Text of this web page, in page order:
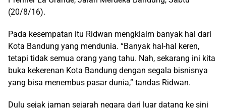
(20/8/16).
Pada kesempatan itu Ridwan mengklaim banyak hal dari
Kota Bandung yang mendunia. “Banyak hal-hal keren,
tetapi tidak semua orang yang tahu. Nah, sekarang ini kita
buka kekerenan Kota Bandung dengan segala bisnisnya
yang bisa menembus pasar dunia,” tandas Ridwan.
Dulu sejak jaman sejarah negara dari luar datang ke sini